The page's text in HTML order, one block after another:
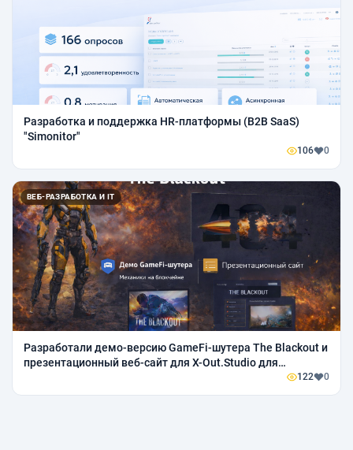
Разработка и поддержка HR-платформы (B2B SaaS)
"Simonitor"
106 0
ВЕБ-РАЗРАБОТКА И IT
Разработали демо-версию GameFi-шутера The Blackout и
презентационный веб-сайт для X-Out.Studio для
демонстрации механик, NFT-экономики и привлечения
аудитории
122 0